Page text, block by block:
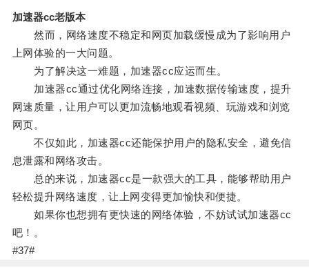
加速器cc老版本
然而，网络速度不稳定和网页加载缓慢成为了影响用户
上网体验的一大问题。
为了解决这一难题，加速器cc应运而生。
加速器cc通过优化网络连接，加速数据传输速度，提升
网速质量，让用户可以更加流畅地观看视频、玩游戏和浏览
网页。
不仅如此，加速器cc还能保护用户的隐私安全，避免信
息泄露和网络攻击。
总的来说，加速器cc是一款强大的工具，能够帮助用户
轻松提升网络速度，让上网变得更加愉快和便捷。
如果你也想拥有更快速的网络体验，不妨试试加速器cc
吧！。
#37#